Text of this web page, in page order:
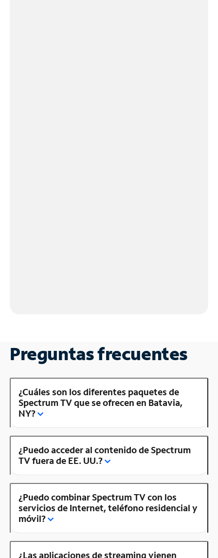
Preguntas frecuentes
¿Cuáles son los diferentes paquetes de
Spectrum TV que se ofrecen en Batavia,
NY?
¿Puedo acceder al contenido de Spectrum
TV fuera de EE. UU.?
¿Puedo combinar Spectrum TV con los
servicios de Internet, teléfono residencial y
móvil?
¿Las aplicaciones de streaming vienen